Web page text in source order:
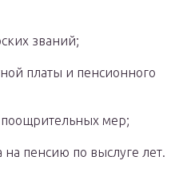
званий;
платы и пенсионного
мер;
пенсию по выслуге лет.